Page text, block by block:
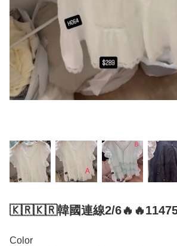
🇰🇷🇰🇷韓國連線2/
Color